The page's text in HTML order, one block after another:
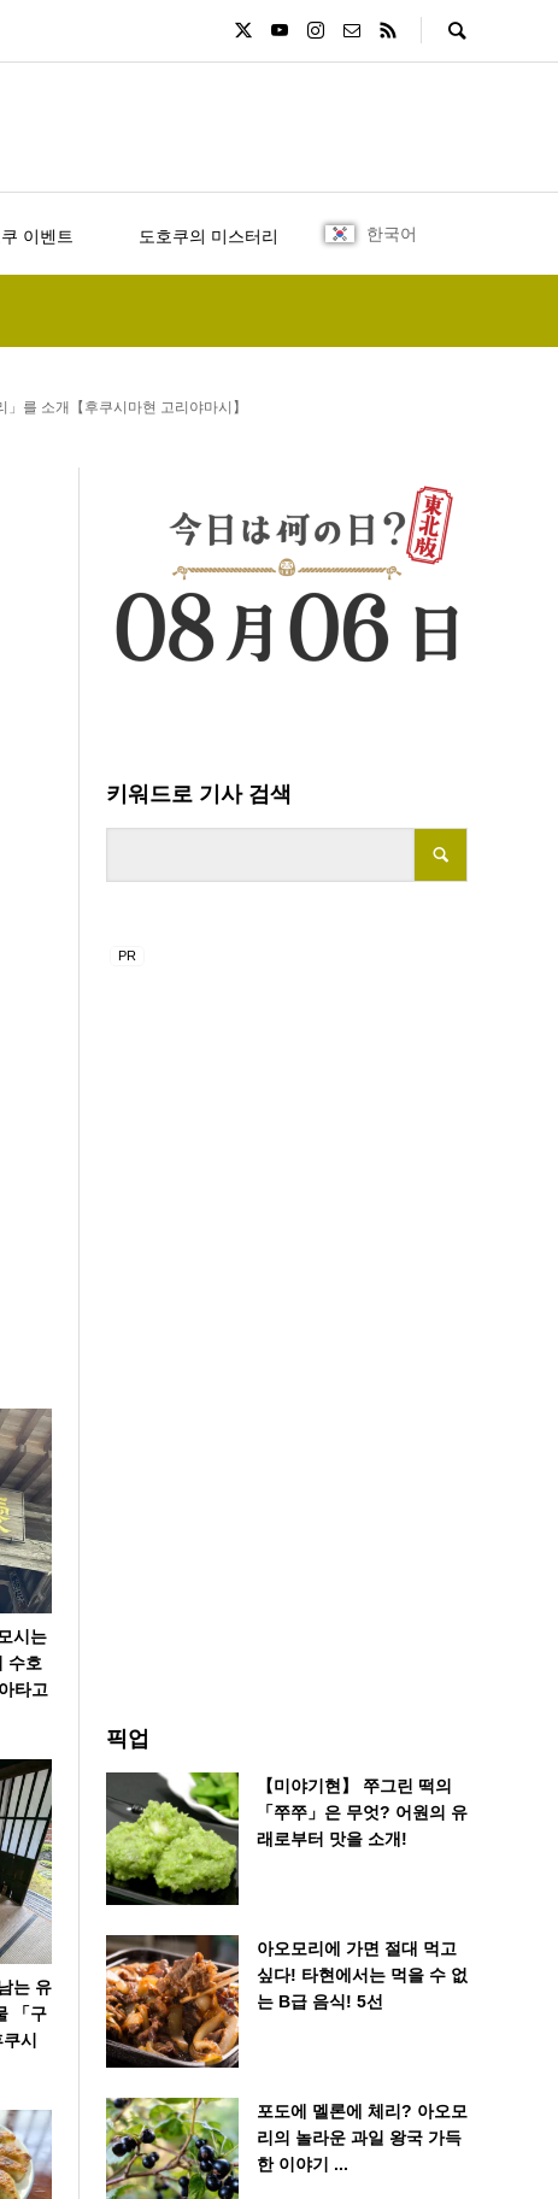
이벤트 도호쿠의 미스터리 한국어
를 소개【후쿠시마현 고리야마시】
키워드로 기사 검색
픽업
【미야기현】 쭈그린 떡의
「쭈쭈」은 무엇? 어원의 유
래로부터 맛을 소개!
아오모리에 가면 절대 먹고
싶다! 타현에서는 먹을 수 없
는 B급 음식! 5선
포도에 멜론에 체리? 아오모
리의 놀라운 과일 왕국 가득
한 이야기 ​​...
시는
수호
타고
는 유
「구
시